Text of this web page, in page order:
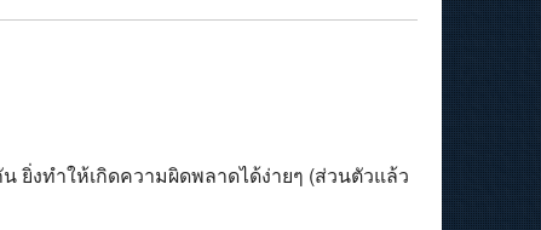
ยิ่งทำให้เกิดความผิดพลาดได้ง่ายๆ (ส่วนตัวแล้ว